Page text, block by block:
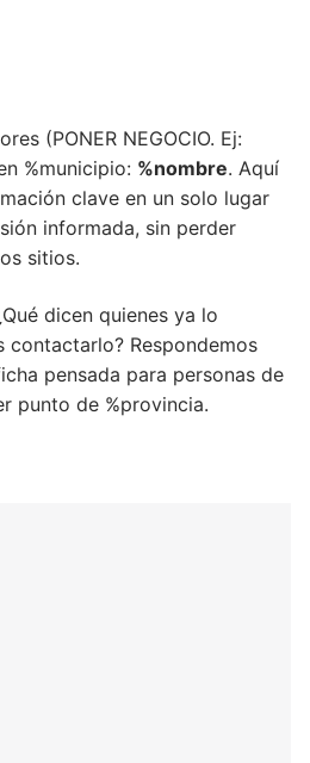
(PONER NEGOCIO. Ej:
%municipio: %nombre. Aquí
clave en un solo lugar
informada, sin perder
sitios.
dicen quienes ya lo
contactarlo? Respondemos
pensada para personas de
punto de %provincia.